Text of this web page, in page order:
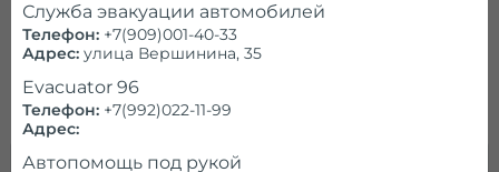
дополнительной спецтехники. Стоимость зависит
от типа и количества используемого
оборудования, необходимости привлечения
предоставление услуг времени.
Служба эвакуации автомобилей
Телефон: +7(909)001-40-33
Адрес: улица Вершинина, 35
Evacuator 96
Телефон: +7(992)022-11-99
Адрес:
Автопомощь под рукой